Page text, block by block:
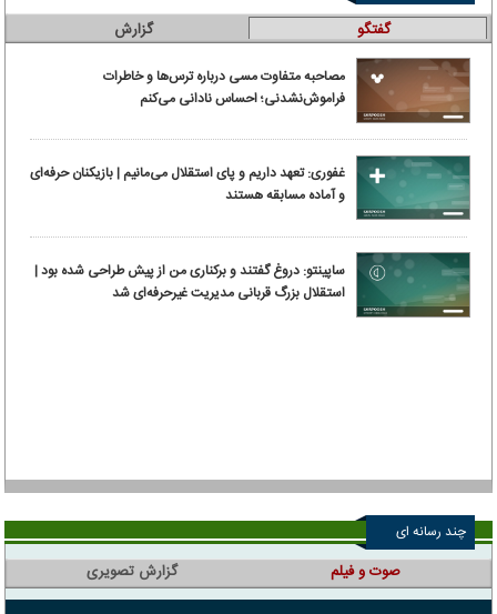
گفتگو گزارش
مصاحبه متفاوت مسی درباره ترس‌ها و خاطرات
فراموش‌نشدنی؛ احساس نادانی می‌کنم
غفوری: تعهد داریم و پای استقلال می‌مانیم | بازیکنان حرفه‌ای
و آماده مسابقه هستند
ساپینتو: دروغ گفتند و برکناری من از پیش طراحی شده بود |
استقلال بزرگ قربانی مدیریت غیرحرفه‌ای شد
چند رسانه ای
صوت و فیلم گزارش تصویری